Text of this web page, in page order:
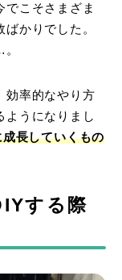
でこそさまざま
かりでした。
効率的なやり方
ようになりまし
長していくもの
する際